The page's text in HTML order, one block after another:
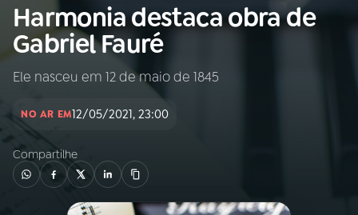
Buscar
na
Rádio
MEC
Buscar
01INÍCIO
A RÁDIO
Harmonia destaca obra de
Gabriel Fauré
Ele nasceu em 12 de maio de 1845
NO AR EM12/05/2021, 23:00
Compartilhe